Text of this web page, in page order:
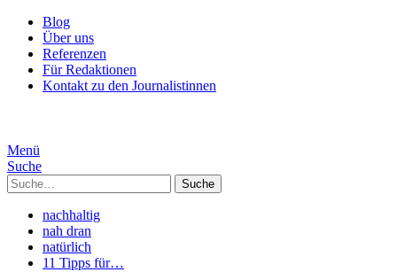
Blog
Über uns
Referenzen
Für Redaktionen
Kontakt zu den Journalistinnen
Menü
Suche
Suche
nachhaltig
nah dran
natürlich
11 Tipps für…